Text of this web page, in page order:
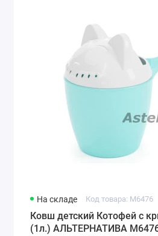
На складе Код товара: М6476
Ковш детский Котофей с
(1л.) АЛЬТЕРНАТИВА